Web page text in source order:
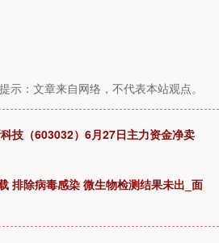
示：文章来自网络，不代表本站观点。
技（603032）6月27日主力资金净卖
排除病毒感染 微生物检测结果未出_面